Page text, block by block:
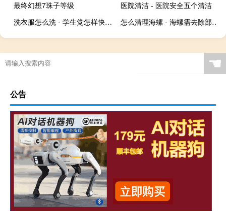
最终幻想7珠子等级
医院清洁 - 医院安全五个清洁
洗衣服怎么洗 - 学生党怎样快速洗衣服
怎么清理海螺 - 海螺需去除部位图
☚
公告